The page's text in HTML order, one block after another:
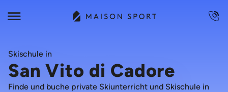
Skischule in
San Vito di Cadore
Finde und buche private Skiunterricht und Skischule in